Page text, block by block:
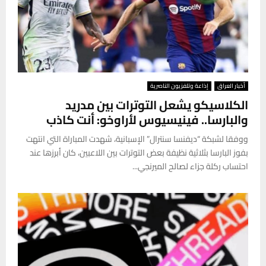
أخبار العراق إذاعة وتلفزيون الناصرية
الكلاسيكو يشعل التوترات بين مدريد
والبارسا.. فينيسيوس لأراوخو: أنت كاذب
ووفقا لشبكة “ديفنسا سنترال” الإسبانية، شهدت المباراة التي انتهت
بفوز البارسا بثلاثية نظيفة بعض التوترات بين اللاعبين، كان أبرزها عند
احتساب ركلة جزاء لصالح الميرنجي...